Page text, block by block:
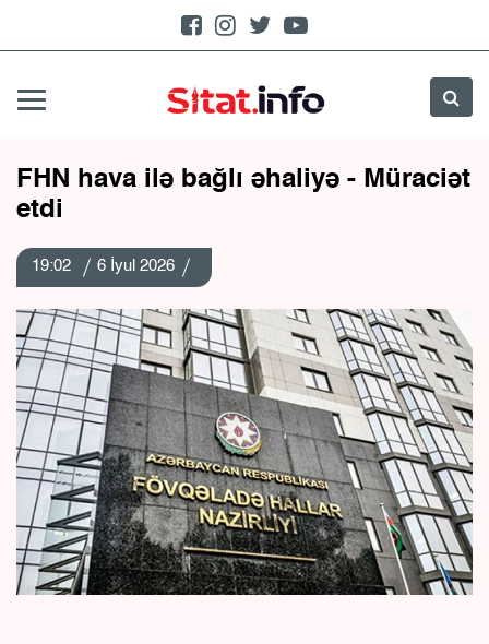
FHN hava ilə bağlı əhaliyə - Müraciət
etdi
19:02 6 İyul 2026